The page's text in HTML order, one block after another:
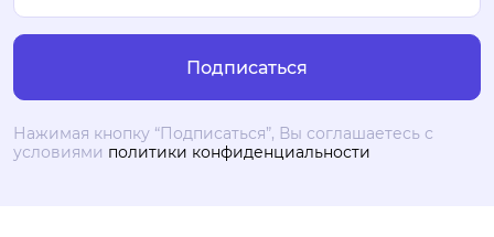
Нажимая кнопку “Подписаться”, Вы соглашаетесь с
условиями политики конфиденциальности